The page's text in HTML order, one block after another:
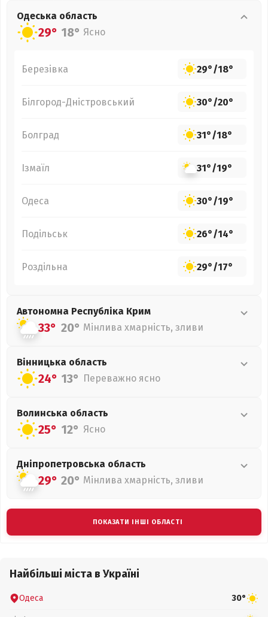
Одеська область
29° 18° Ясно
Березівка 29°/18°
Білгород-Дністровський 30°/20°
Болград 31°/18°
Ізмаїл 31°/19°
Одеса 30°/19°
Подільськ 26°/14°
Роздільна 29°/17°
Автономна Республіка Крим
33° 20° Мінлива хмарність, зливи
Вінницька область
24° 13° Переважно ясно
Волинська область
25° 12° Ясно
Дніпропетровська область
29° 20° Мінлива хмарність, зливи
ПОКАЗАТИ ІНШІ ОБЛАСТІ
Найбільші міста в Україні
Одеса 30°